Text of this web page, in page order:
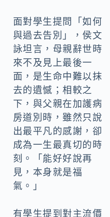
面對學生提問「如何
與過去告別」，侯文
詠坦言，母親辭世時
來不及見上最後一
面，是生命中難以抹
去的遺憾；相較之
下，與父親在加護病
房道別時，雖然只說
出最平凡的感謝，卻
成為一生最真切的時
刻。「能好好說再
見，本身就是福
氣。」
有學生提到對主流價